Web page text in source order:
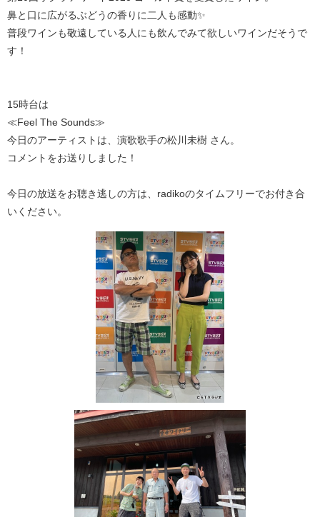
鼻と口に広がるぶどうの香りに二人も感動✨
普段ワインも敬遠している人にも飲んでみて欲しいワインだそうで
す！
15時台は
≪Feel The Sounds≫
今日のアーティストは、演歌歌手の松川未樹 さん。
コメントをお送りしました！
今日の放送をお聴き逃しの方は、radikoのタイムフリーでお付き合
いください。